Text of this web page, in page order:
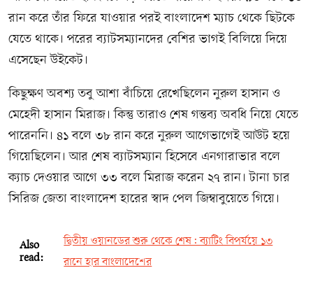
রান করে তাঁর ফিরে যাওয়ার পরই বাংলাদেশ ম্যাচ থেকে ছিটকে
যেতে থাকে। পরের ব্যাটসম্যানদের বেশির ভাগই বিলিয়ে দিয়ে
এসেছেন উইকেট।
কিছুক্ষণ অবশ্য তবু আশা বাঁচিয়ে রেখেছিলেন নুরুল হাসান ও
মেহেদী হাসান মিরাজ। কিন্তু তারাও শেষ গন্তব্য অবধি নিয়ে যেতে
পারেননি। ৪১ বলে ৩৮ রান করে নুরুল আগেভাগেই আউট হয়ে
গিয়েছিলেন। আর শেষ ব্যাটসম্যান হিসেবে এনগারাভার বলে
ক্যাচ দেওয়ার আগে ৩৩ বলে মিরাজ করেন ২৭ রান। টানা চার
সিরিজ জেতা বাংলাদেশ হারের স্বাদ পেল জিম্বাবুয়েতে গিয়ে।
Also
read:
দ্বিতীয় ওয়ানডের শুরু থেকে শেষ: ব্যাটিং বিপর্যয়ে ১৩
রানে হার বাংলাদেশের